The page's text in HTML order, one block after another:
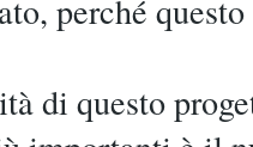
perché
di questo